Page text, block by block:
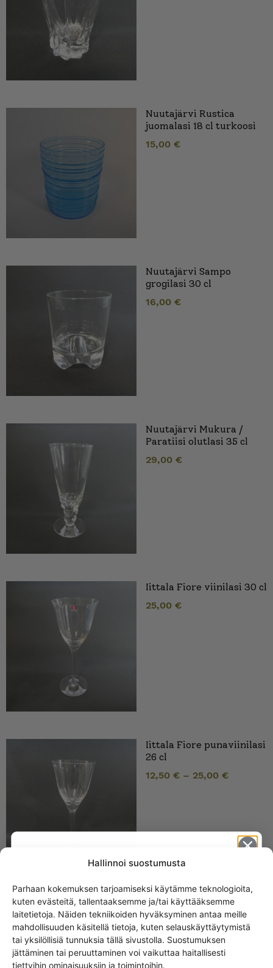
Hallinnoi suostumusta
Parhaan kokemuksen tarjoamiseksi käytämme teknologioita,
kuten evästeitä, tallentaaksemme ja/tai käyttääksemme
laitetietoja. Näiden tekniikoiden hyväksyminen antaa meille
mahdollisuuden käsitellä tietoja, kuten selauskäyttäytymistä
tai yksilöllisiä tunnuksia tällä sivustolla. Suostumuksen
jättäminen tai peruuttaminen voi vaikuttaa haitallisesti
tiettyihin ominaisuuksiin ja toimintoihin.
Nuutajärvi Rustica
juomalasi 18 cl turkoosi
15,00 €
Nuutajärvi Sampo
grogilasi 30 cl
16,00 €
Nuutajärvi Mukura /
Paratiisi olutlasi 35 cl
29,00 €
Iittala Fiore viinilasi 30 cl
25,00 €
Iittala Fiore punaviinilasi
26 cl
12,50 € – 25,00 €
Iittala i-105 snapsilasi
vihreänharmaa
10,00€
Get -5%
off?
Yes! I want the discount